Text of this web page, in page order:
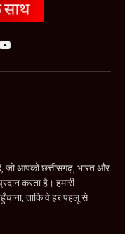
YouTube
जो आपको छत्तीसगढ़, भारत और
करता है। हमारी
ताकि वे हर पहलू से